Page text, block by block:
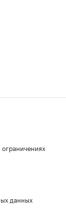
данных